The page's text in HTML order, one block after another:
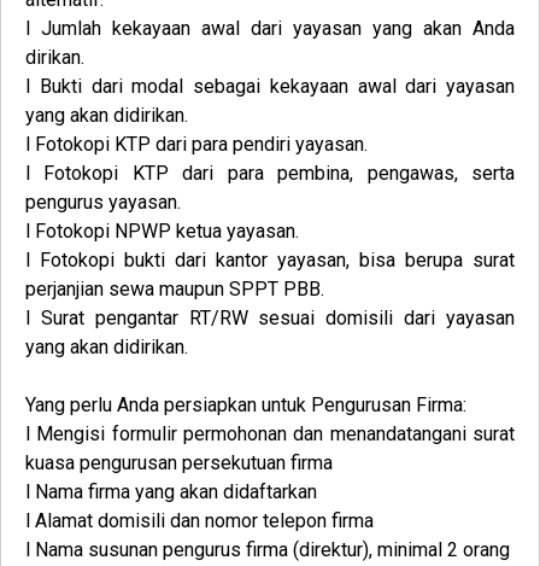
l Jumlah kekayaan awal dari yayasan yang akan Anda
dirikan.
l Bukti dari modal sebagai kekayaan awal dari yayasan
yang akan didirikan.
l Fotokopi KTP dari para pendiri yayasan.
l Fotokopi KTP dari para pembina, pengawas, serta
pengurus yayasan.
l Fotokopi NPWP ketua yayasan.
l Fotokopi bukti dari kantor yayasan, bisa berupa surat
perjanjian sewa maupun SPPT PBB.
l Surat pengantar RT/RW sesuai domisili dari yayasan
yang akan didirikan.
Yang perlu Anda persiapkan untuk Pengurusan Firma:
l Mengisi formulir permohonan dan menandatangani surat
kuasa pengurusan persekutuan firma
l Nama firma yang akan didaftarkan
l Alamat domisili dan nomor telepon firma
l Nama susunan pengurus firma (direktur), minimal 2 orang